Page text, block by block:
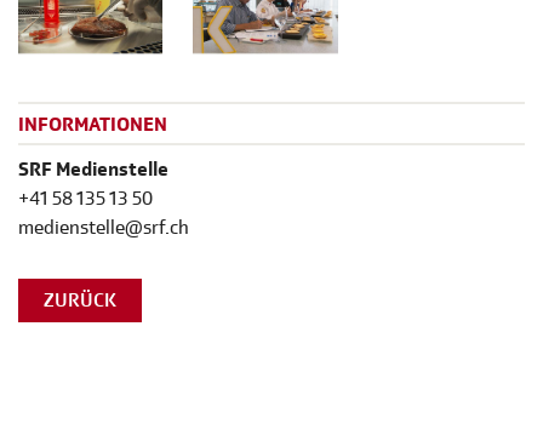
INFORMATIONEN
SRF Medienstelle
+41 58 135 13 50
medienstelle@srf.ch
ZURÜCK